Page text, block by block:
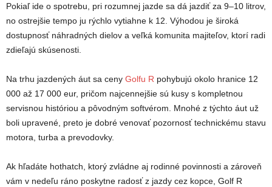
Pokiaľ ide o spotrebu, pri rozumnej jazde sa dá jazdiť za 9–10 litrov,
no ostrejšie tempo ju rýchlo vytiahne k 12. Výhodou je široká
dostupnosť náhradných dielov a veľká komunita majiteľov, ktorí radi
zdieľajú skúsenosti.
Na trhu jazdených áut sa ceny Golfu R pohybujú okolo hranice 12
000 až 17 000 eur, pričom najcennejšie sú kusy s kompletnou
servisnou históriou a pôvodným softvérom. Mnohé z týchto áut už
boli upravené, preto je dobré venovať pozornosť technickému stavu
motora, turba a prevodovky.
Ak hľadáte hothatch, ktorý zvládne aj rodinné povinnosti a zároveň
vám v nedeľu ráno poskytne radosť z jazdy cez kopce, Golf R